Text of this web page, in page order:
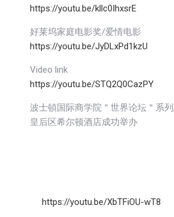
https://youtu.be/kllc0IhxsrE
好莱坞家庭电影奖/爱情电影
https://youtu.be/JyDLxPd1kzU
Video link
https://youtu.be/STQ2Q0CazPY
波士頓国际商学院＂世界论坛＂系
皇后区希尔顿酒店成功举办
https://youtu.be/XbTFiOU-wT8